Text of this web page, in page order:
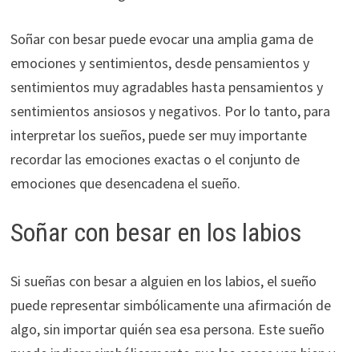
Soñar con besar puede evocar una amplia gama de
emociones y sentimientos, desde pensamientos y
sentimientos muy agradables hasta pensamientos y
sentimientos ansiosos y negativos. Por lo tanto, para
interpretar los sueños, puede ser muy importante
recordar las emociones exactas o el conjunto de
emociones que desencadena el sueño.
Soñar con besar en los labios
Si sueñas con besar a alguien en los labios, el sueño
puede representar simbólicamente una afirmación de
algo, sin importar quién sea esa persona. Este sueño